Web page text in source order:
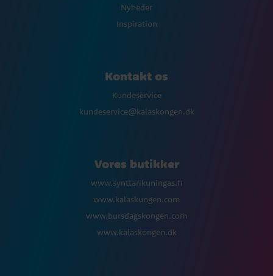
Nyheder
Inspiration
Kontakt os
Kundeservice
kundeservice@kalaskongen.dk
Vores butikker
www.synttarikuningas.fi
www.kalaskungen.com
www.bursdagskongen.com
www.kalaskongen.dk